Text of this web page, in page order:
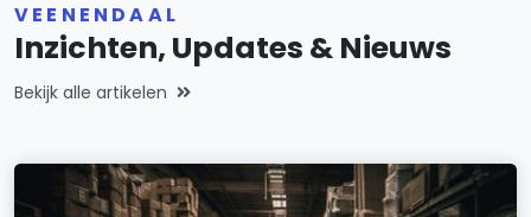
VEENENDAAL
Inzichten, Updates & Nieuws
Bekijk alle artikelen